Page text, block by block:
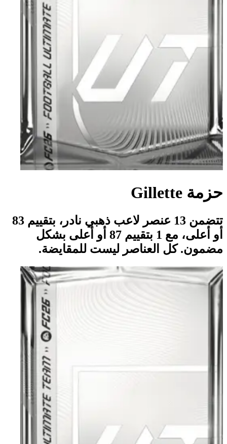
حزمة Gillette
تتضمن 13 عنصر لاعب ذهبي نادر، بتقييم 83
أو أعلى، مع 1 بتقييم 87 أو أعلى بشكل
مضمون. كل العناصر ليست للمقايضة.